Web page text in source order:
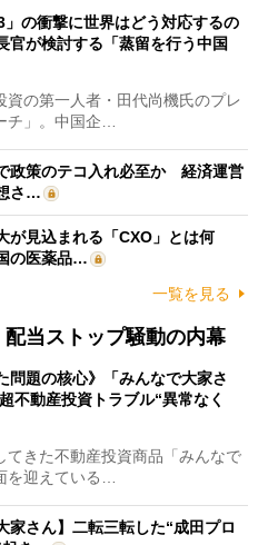
の衝撃に世界はどう対応するの
が検討する「蒸留を行う中国
の第一人者・田代尚機氏のプレ
チ」。中国企…
政策のテコ入れ必至か 経済運営
さ…
が見込まれる「CXO」とは何
の医薬品…
一覧を見る
配当ストップ騒動の内幕
問題の核心》「みんなで大家さ
不動産投資トラブル“異常なく
きた不動産投資商品「みんなで
を迎えている…
家さん】二転三転した“成田プロ